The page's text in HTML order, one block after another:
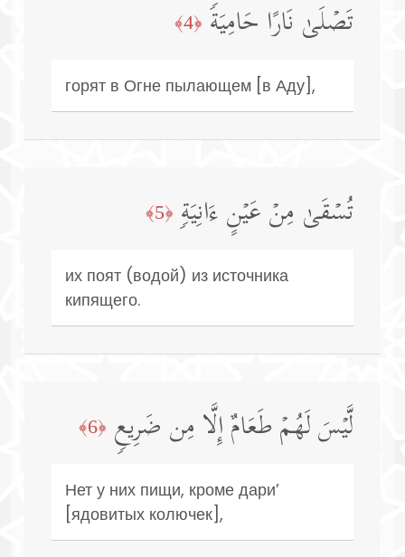
تَصۡلَىٰ نَارًا حَامِیَةࣰ ﴿4﴾
горят в Огне пылающем [в Аду],
تُسۡقَىٰ مِنۡ عَیۡنٍ ءَانِیَةࣲ ﴿5﴾
их поят (водой) из источника
кипящего.
لَّیۡسَ لَهُمۡ طَعَامٌ إِلَّا مِن ضَرِیعࣲ ﴿6﴾
Нет у них пищи, кроме дари’
[ядовитых колючек],